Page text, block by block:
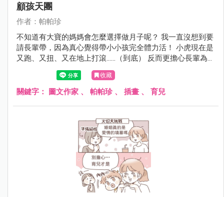
顧孩天團
作者：帕帕珍
不知道有大寶的媽媽會怎麼選擇做月子呢？ 我一直沒想到要
請長輩帶，因為真心覺得帶小小孩完全體力活！ 小虎現在是
又跑、又扭、又在地上打滾......（到底） 反而更擔心長輩為了
追小孩、抱小孩扭到腰還是跌倒之類～
收藏
關鍵字： 圖文作家 、 帕帕珍、 插畫 、 育兒